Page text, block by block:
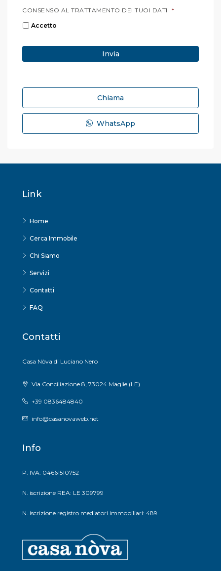
CONSENSO AL TRATTAMENTO DEI TUOI DATI *
Accetto
Chiama
WhatsApp
Link
Home
Cerca Immobile
Chi Siamo
Servizi
Contatti
FAQ
Contatti
Casa Nòva di Luciano Nero
Via Conciliazione 8, 73024 Maglie (LE)
+39 0836484840
info@casanovaweb.net
Info
P. IVA: 04661510752
N. iscrizione REA: LE 309799
N. iscrizione registro mediatori immobiliari: 489